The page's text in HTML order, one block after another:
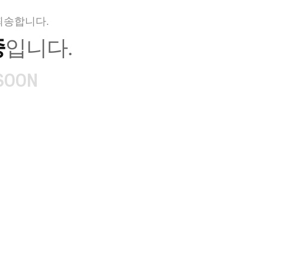
송합니다.
입니다.